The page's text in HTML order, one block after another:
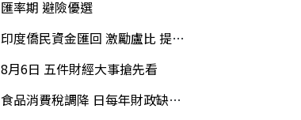
匯率期 避險優選
印度僑民資金匯回 激勵盧比 提振匯率大有助益
8月6日 五件財經大事搶先看
食品消費稅調降 日每年財政缺口估317億美元